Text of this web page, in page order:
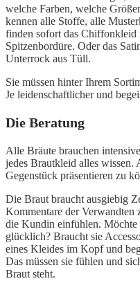
welche Farben, welche
kennen alle Stoffe, alle
finden sofort das
Spitzenbordüre. Oder das
Unterrock aus Tüll.
Sie müssen hinter Ihrem
Je leidenschaftlicher und
Die Beratung
Alle Bräute brauchen
jedes Brautkleid alles
Gegenstück präsentieren zu
Die Braut braucht ausgiebig
Kommentare der Verwandten
die Kundin einfühlen. Möchte
glücklich? Braucht sie
eines Kleides im Kopf und
Das müssen sie fühlen und
Braut steht.